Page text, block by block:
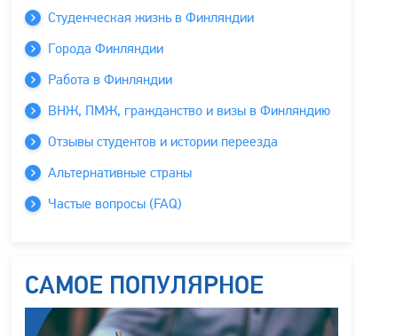
Студенческая жизнь в Финляндии
Города Финляндии
Работа в Финляндии
ВНЖ, ПМЖ, гражданство и визы в Финляндию
Отзывы студентов и истории переезда
Альтернативные страны
Частые вопросы (FAQ)
САМОЕ ПОПУЛЯРНОЕ